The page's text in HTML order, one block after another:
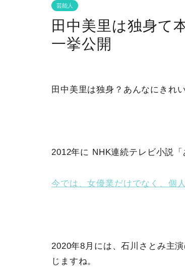
芸能人
田中美里は独身て
一挙公開
田中美里は独身？あんなにきれ
2012年に NHK連続テレビ小説
今では、女優業だけでなく、個
2020年8月には、石川さとみ主
じますね。